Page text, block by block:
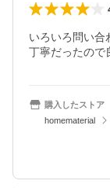
いろいろ問い合
丁寧だったので
購入したストア
homematerial